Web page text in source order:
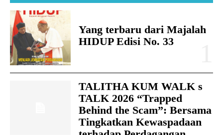
Yang terbaru dari Majalah
HIDUP Edisi No. 33
TALITHA KUM WALK s
TALK 2026 “Trapped
Behind the Scam”: Bersama
Tingkatkan Kewaspadaan